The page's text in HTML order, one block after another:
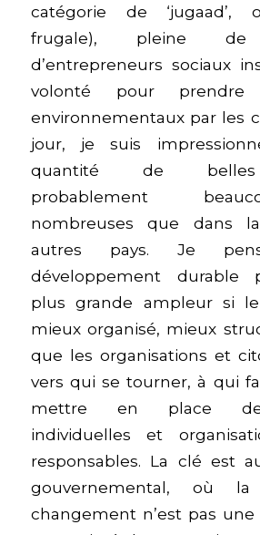
catégorie de ‘jugaad’,
frugale), pleine de
d’entrepreneurs sociaux
volonté pour
environnementaux par les
jour, je suis
quantité de belles
probablement
nombreuses que dans
autres pays. Je
développement durable
plus grande ampleur si
mieux organisé, mieux
que les organisations et
vers qui se tourner, à qui
mettre en place
individuelles et
responsables. La clé est
gouvernemental, où
changement n’est pas